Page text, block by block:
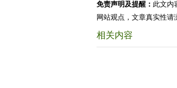
免责声明及提醒： 此文内
网站观点，文章真实性请
相关内容